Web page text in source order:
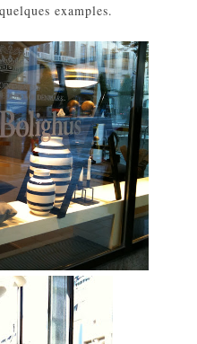
examples.